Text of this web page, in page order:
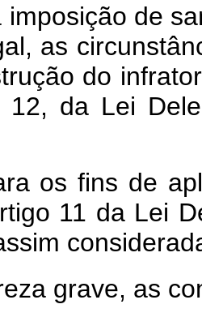
imposição de
as
do
12, da Lei
os fins de
11 da Lei
grave, as